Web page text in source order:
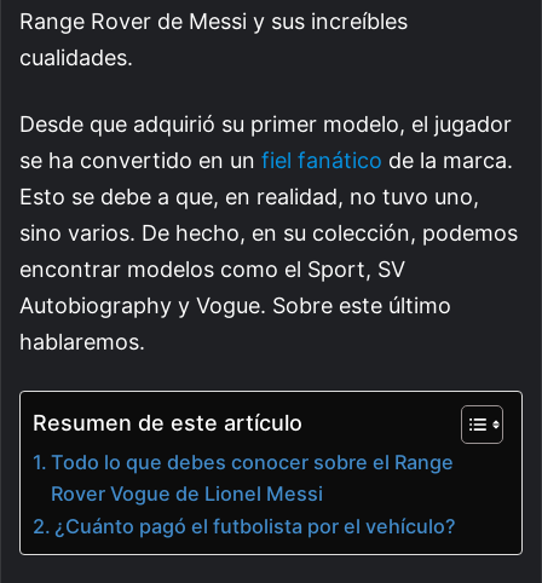
Range Rover de Messi y sus increíbles
cualidades.
Desde que adquirió su primer modelo, el jugador
se ha convertido en un fiel fanático de la marca.
Esto se debe a que, en realidad, no tuvo uno,
sino varios. De hecho, en su colección, podemos
encontrar modelos como el Sport, SV
Autobiography y Vogue. Sobre este último
hablaremos.
Resumen de este artículo
Todo lo que debes conocer sobre el Range
Rover Vogue de Lionel Messi
¿Cuánto pagó el futbolista por el vehículo?